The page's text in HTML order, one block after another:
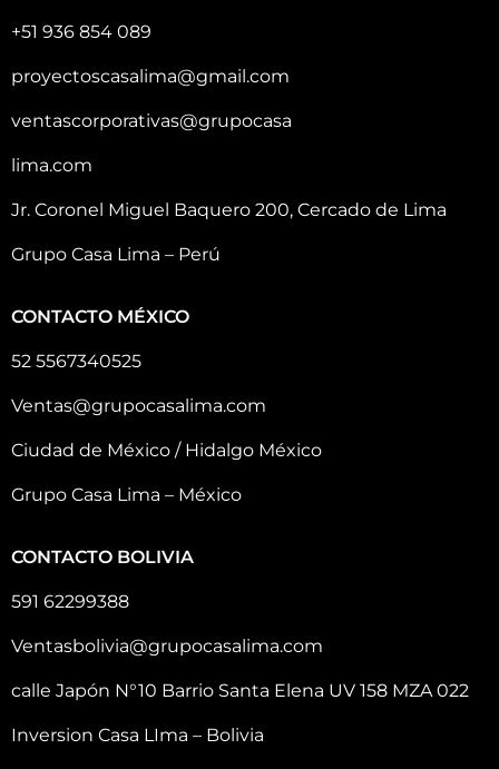
+51 936 854 089
proyectoscasalima@gmail.com
ventascorporativas@grupocasa
lima.com
Jr. Coronel Miguel Baquero 200, Cercado de Lima
Grupo Casa Lima – Perú
CONTACTO MÉXICO
52 5567340525
Ventas@grupocasalima.com
Ciudad de México / Hidalgo México
Grupo Casa Lima – México
CONTACTO BOLIVIA
591 62299388
Ventasbolivia@grupocasalima.com
calle Japón N°10 Barrio Santa Elena UV 158 MZA 022
Inversion Casa LIma – Bolivia